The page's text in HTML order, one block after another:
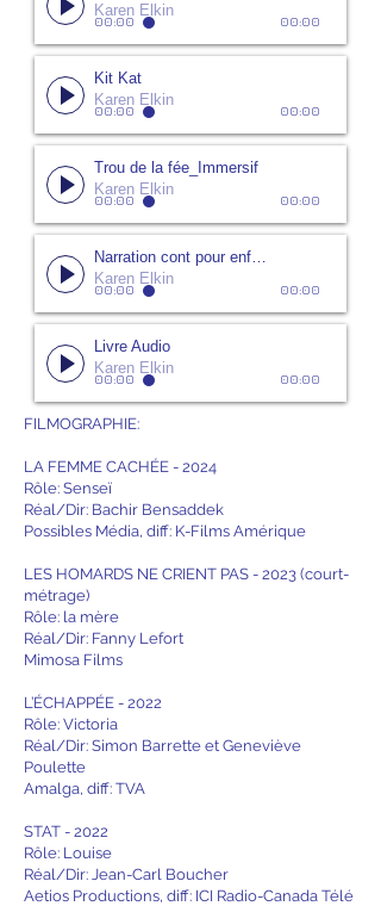
Karen Elkin
00:00 00:00
Kit Kat
Karen Elkin
00:00 00:00
Trou de la fée_Immersif
Karen Elkin
00:00 00:00
Narration cont pour enfants
Karen Elkin
00:00 00:00
Livre Audio
Karen Elkin
00:00 00:00
FILMOGRAPHIE:
LA FEMME CACHÉE - 2024
Rôle: Senseï
Réal/Dir: Bachir Bensaddek
Possibles Média, diff: K-Films Amérique
LES HOMARDS NE CRIENT PAS - 2023 (court-
métrage)
Rôle: la mère
Réal/Dir: Fanny Lefort
Mimosa Films
L’ÉCHAPPÉE - 2022
Rôle: Victoria
Réal/Dir: Simon Barrette et Geneviève
Poulette
Amalga, diff: TVA
STAT - 2022
Rôle: Louise
Réal/Dir: Jean-Carl Boucher
Aetios Productions, diff: ICI Radio-Canada Télé